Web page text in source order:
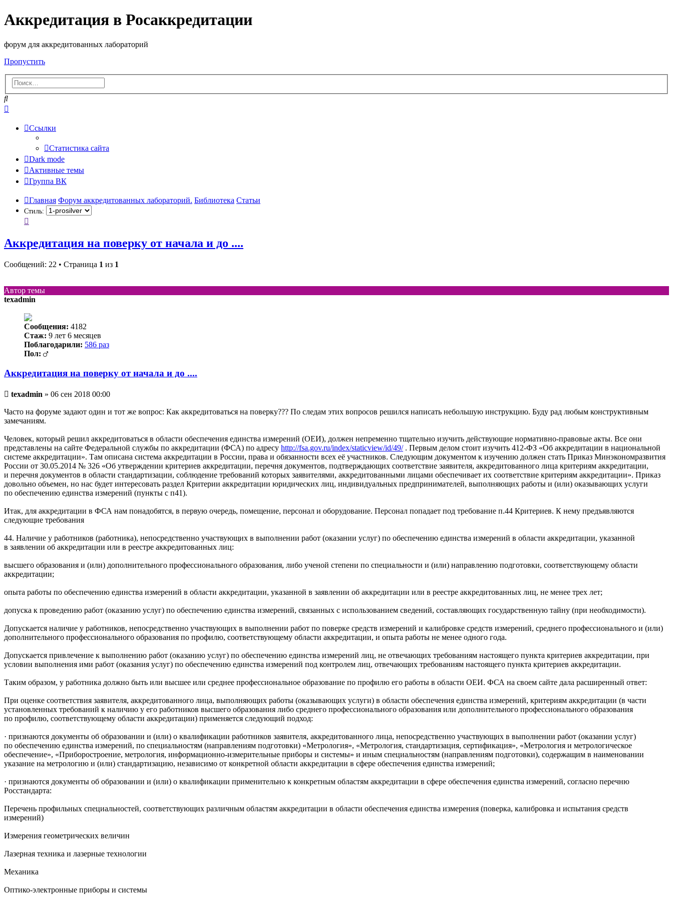
Аккредитация в Росаккредитации
форум для аккредитованных лабораторий
Пропустить
Поиск
Ссылки
Статистика сайта
Dark mode
Активные темы
Группа ВК
Главная Форум аккредитованных лабораторий. Библиотека Статьи
Стиль:
Аккредитация на поверку от начала и до ....
Сообщений: 22 • Страница 1 из 1
Автор темы
texadmin
Сообщения: 4182
Стаж: 9 лет 6 месяцев
Поблагодарили: 586 раз
Пол:
Аккредитация на поверку от начала и до ....
Непрочитанное
texadmin » 06 сен 2018 00:00
Часто на форуме задают один и тот же вопрос: Как аккредитоваться на поверку??? По следам этих вопросов решился написать небольшую инструкцию. Буду рад любым конструктивным
замечаниям.
Человек, который решил аккредитоваться в области обеспечения единства измерений (ОЕИ), должен непременно тщательно изучить действующие нормативно-правовые акты. Все они
представлены на сайте Федеральной службы по аккредитации (ФСА) по адресу http://fsa.gov.ru/index/staticview/id/49/. Первым делом стоит изучить 412-ФЗ «Об аккредитации в национальной
системе аккредитации». Там описана система аккредитации в России, права и обязанности всех её участников. Следующим документом к изучению должен стать Приказ Минэкономразвития
России от 30.05.2014 № 326 «Об утверждении критериев аккредитации, перечня документов, подтверждающих соответствие заявителя, аккредитованного лица критериям аккредитации,
и перечня документов в области стандартизации, соблюдение требований которых заявителями, аккредитованными лицами обеспечивает их соответствие критериям аккредитации». Приказ
довольно объемен, но нас будет интересовать раздел Критерии аккредитации юридических лиц, индивидуальных предпринимателей, выполняющих работы и (или) оказывающих услуги
по обеспечению единства измерений (пункты с п41).
Итак, для аккредитации в ФСА нам понадобятся, в первую очередь, помещение, персонал и оборудование. Персонал попадает под требование п.44 Критериев. К нему предъявляются
следующие требования
44. Наличие у работников (работника), непосредственно участвующих в выполнении работ (оказании услуг) по обеспечению единства измерений в области аккредитации, указанной
в заявлении об аккредитации или в реестре аккредитованных лиц:
высшего образования и (или) дополнительного профессионального образования, либо ученой степени по специальности и (или) направлению подготовки, соответствующему области
аккредитации;
опыта работы по обеспечению единства измерений в области аккредитации, указанной в заявлении об аккредитации или в реестре аккредитованных лиц, не менее трех лет;
допуска к проведению работ (оказанию услуг) по обеспечению единства измерений, связанных с использованием сведений, составляющих государственную тайну (при необходимости).
Допускается наличие у работников, непосредственно участвующих в выполнении работ по поверке средств измерений и калибровке средств измерений, среднего профессионального и (или)
дополнительного профессионального образования по профилю, соответствующему области аккредитации, и опыта работы не менее одного года.
Допускается привлечение к выполнению работ (оказанию услуг) по обеспечению единства измерений лиц, не отвечающих требованиям настоящего пункта критериев аккредитации, при
условии выполнения ими работ (оказания услуг) по обеспечению единства измерений под контролем лиц, отвечающих требованиям настоящего пункта критериев аккредитации.
Таким образом, у работника должно быть или высшее или среднее профессиональное образование по профилю его работы в области ОЕИ. ФСА на своем сайте дала расширенный ответ:
При оценке соответствия заявителя, аккредитованного лица, выполняющих работы (оказывающих услуги) в области обеспечения единства измерений, критериям аккредитации (в части
установленных требований к наличию у его работников высшего образования либо среднего профессионального образования или дополнительного профессионального образования
по профилю, соответствующему области аккредитации) применяется следующий подход:
· признаются документы об образовании и (или) о квалификации работников заявителя, аккредитованного лица, непосредственно участвующих в выполнении работ (оказании услуг)
по обеспечению единства измерений, по специальностям (направлениям подготовки) «Метрология», «Метрология, стандартизация, сертификация», «Метрология и метрологическое
обеспечение», «Приборостроение, метрология, информационно-измерительные приборы и системы» и иным специальностям (направлениям подготовки), содержащим в наименовании
указание на метрологию и (или) стандартизацию, независимо от конкретной области аккредитации в сфере обеспечения единства измерений;
· признаются документы об образовании и (или) о квалификации применительно к конкретным областям аккредитации в сфере обеспечения единства измерений, согласно перечню
Росстандарта:
Перечень профильных специальностей, соответствующих различным областям аккредитации в области обеспечения единства измерения (поверка, калибровка и испытания средств
измерений)
Измерения геометрических величин
Лазерная техника и лазерные технологии
Механика
Оптико-электронные приборы и системы